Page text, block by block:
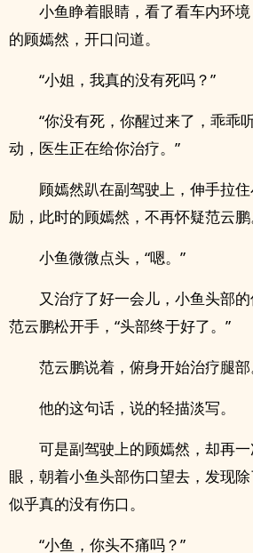
小鱼睁着眼睛，看了看车内环
的顾嫣然，开口问道。
“小姐，我真的没有死吗？”
“你没有死，你醒过来了，乖乖
动，医生正在给你治疗。”
顾嫣然趴在副驾驶上，伸手拉
励，此时的顾嫣然，不再怀疑范云鹏
小鱼微微点头，“嗯。”
又治疗了好一会儿，小鱼头部
范云鹏松开手，“头部终于好了。”
范云鹏说着，俯身开始治疗腿部
他的这句话，说的轻描淡写。
可是副驾驶上的顾嫣然，却再
眼，朝着小鱼头部伤口望去，发现
似乎真的没有伤口。
“小鱼，你头不痛吗？”